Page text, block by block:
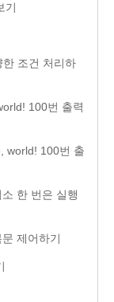
기
조건 처리하
100번 출력
world! 100번 출
한 번은 실행
제어하기